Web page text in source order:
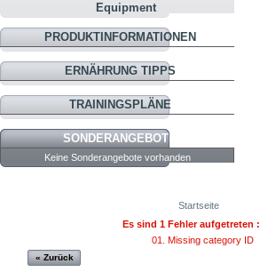
Equipment
PRODUKTINFORMATIONEN
ERNÄHRUNG TIPPS
TRAININGSPLÄNE
SONDERANGEBOTE
Keine Sonderangebote vorhanden
Startseite
Es sind 1 Fehler aufgetreten :
Missing category ID
« Zurück